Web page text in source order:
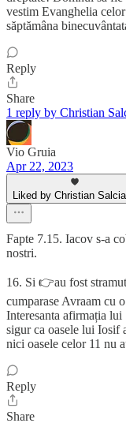
vestim Evanghelia
săptămâna
Reply
Share
1 reply by Christian
Vio Gruia
Apr 22, 2023
Liked by Christian
Fapte 7.15. Iacov s-a
nostri.
16. Si 👉au fost
cumparase Avraam cu
Interesanta afirmația
sigur ca oasele lui Iosif
nici oasele celor 11 nu
Reply
Share